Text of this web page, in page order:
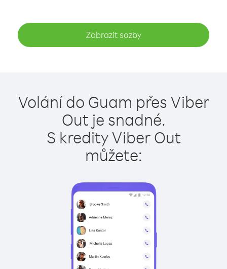
Zobrazit sazby
Volání do Guam přes Viber
Out je snadné.
S kredity Viber Out
můžete: